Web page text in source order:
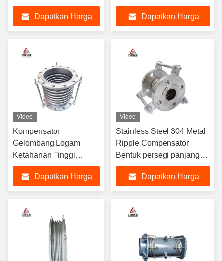
Steel Pipe Ekspansi
Dapatkan Harga
Dapatkan Harga
Video
Kompensator
Gelombang Logam
Ketahanan Tinggi
Pengiriman Melalui
EMS Untuk Kisaran
Suhu -10C- 300C
Dapatkan Harga
Video
Stainless Steel 304 Metal
Ripple Compensator
Bentuk persegi panjang
Bulat DIN Flange
Dapatkan Harga